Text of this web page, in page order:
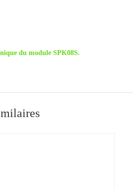
du module SPK08S.